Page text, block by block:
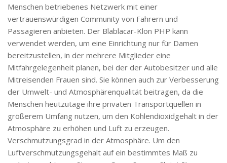
Menschen betriebenes Netzwerk mit einer
vertrauenswürdigen Community von Fahrern und
Passagieren anbieten. Der Blablacar-Klon PHP kann
verwendet werden, um eine Einrichtung nur für Damen
bereitzustellen, in der mehrere Mitglieder eine
Mitfahrgelegenheit planen, bei der der Autobesitzer und alle
Mitreisenden Frauen sind. Sie können auch zur Verbesserung
der Umwelt- und Atmosphärenqualität beitragen, da die
Menschen heutzutage ihre privaten Transportquellen in
größerem Umfang nutzen, um den Kohlendioxidgehalt in der
Atmosphäre zu erhöhen und Luft zu erzeugen.
Verschmutzungsgrad in der Atmosphäre. Um den
Luftverschmutzungsgehalt auf ein bestimmtes Maß zu